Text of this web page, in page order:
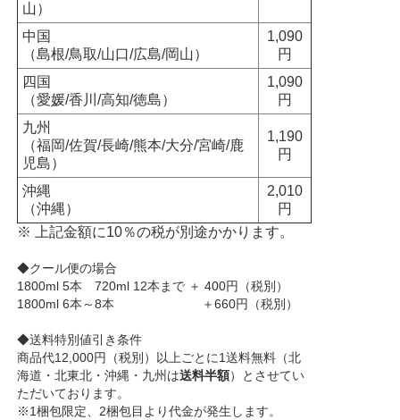
山）
中国
（島根/鳥取/山口/広島/岡山）
1,090
円
四国
（愛媛/香川/高知/徳島）
1,090
円
九州
（福岡/佐賀/長崎/熊本/大分/宮崎/鹿
児島）
1,190
円
沖縄
（沖縄）
2,010
円
※ 上記金額に10％の税が別途かかります。
◆クール便の場合
1800ml 5本 720ml 12本まで ＋ 400円（税別）
1800ml 6本～8本 ＋660円（税別）
◆送料特別値引き条件
商品代12,000円（税別）以上ごとに1送料無料（北
海道・北東北・沖縄・九州は送料半額）とさせてい
ただいております。
※1梱包限定、2梱包目より代金が発生します。